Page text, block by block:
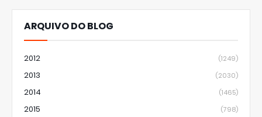
ARQUIVO DO BLOG
2012 (1249)
2013 (2030)
2014 (1465)
2015 (798)